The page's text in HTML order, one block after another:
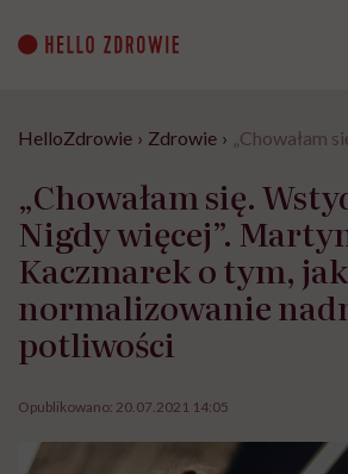
content
HelloZdrowie › Zdrowie › „Chowałam
„Chowałam się.
Nigdy więcej”.
Kaczmarek o tym,
normalizowanie
potliwości
Opublikowano: 20.07.2021 14:05